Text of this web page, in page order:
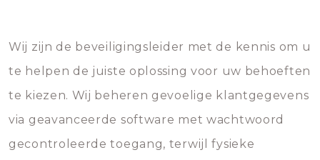
Wij zijn de beveiligingsleider met de kennis om u
te helpen de juiste oplossing voor uw behoeften
te kiezen. Wij beheren gevoelige klantgegevens
via geavanceerde software met wachtwoord
gecontroleerde toegang, terwijl fysieke